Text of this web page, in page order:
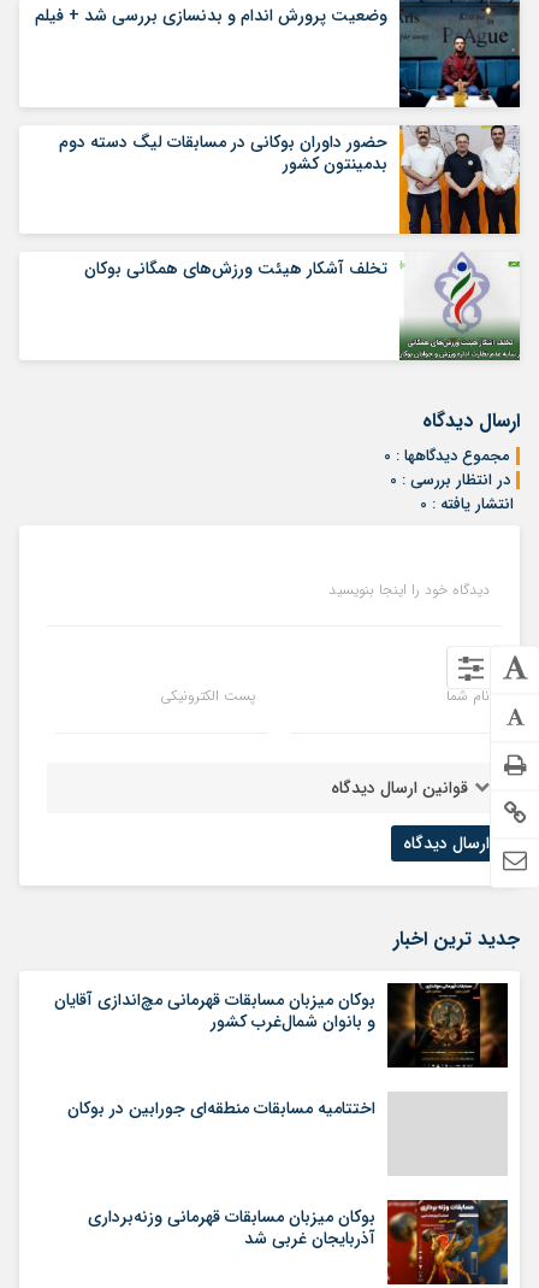
وضعیت پرورش اندام و بدنسازی بررسی شد + فیلم
حضور داوران بوکانی در مسابقات لیگ دسته دوم
بدمینتون کشور
تخلف آشکار هیئت ورزش‌های همگانی بوکان
ارسال دیدگاه
مجموع دیدگاهها : 0
در انتظار بررسی : 0
انتشار یافته : 0
دیدگاه خود را اینجا بنویسید
نام شما پست الکترونیکی
قوانین ارسال دیدگاه
جدید ترین اخبار
بوکان میزبان مسابقات قهرمانی مچ‌اندازی آقایان
و بانوان شمال‌غرب کشور
اختتامیه مسابقات منطقه‌ای جورابین در بوکان
بوکان میزبان مسابقات قهرمانی وزنه‌برداری
آذربایجان غربی شد